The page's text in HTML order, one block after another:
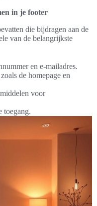
in je footer
die bijdragen aan de
van de belangrijkste
en e-mailadres.
de homepage en
voor
toegang.